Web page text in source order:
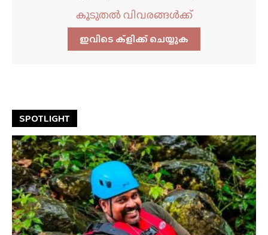
കൂടുതൽ വിവരങ്ങൾക്ക്
ഇവിടെ ക്ളിക്ക്‌ ചെയ്യുക
SPOTLIGHT